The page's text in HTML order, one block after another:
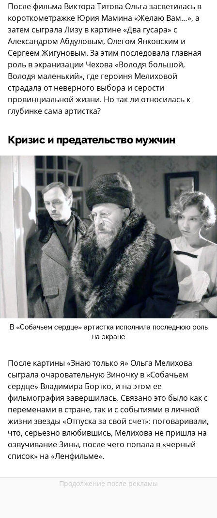
После фильма Виктора Титова Ольга засветилась в
короткометражке Юрия Мамина «Желаю Вам…», а
затем сыграла Лизу в картине «Два гусара» с
Александром Абдуловым, Олегом Янковским и
Сергеем Жигуновым. За этим последовала главная
роль в экранизации Чехова «Володя большой,
Володя маленький», где героиня Мелиховой
страдала от неверного выбора и серости
провинциальной жизни. Но так ли относилась к
глубинке сама артистка?
Кризис и предательство мужчин
В «Собачьем сердце» артистка исполнила последнюю роль
на экране
После картины «Знаю только я» Ольга Мелихова
сыграла очаровательную Зиночку в «Собачьем
сердце» Владимира Бортко, и на этом ее
фильмография завершилась. Связано это было как с
переменами в стране, так и с событиями в личной
жизни звезды «Отпуска за свой счет»: поговаривали,
что, серьезно влюбившись, Мелихова не пришла на
озвучивание Зины, после чего попала в «черный
список» на «Ленфильме».